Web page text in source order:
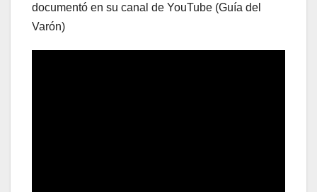
documentó en su canal de YouTube (Guía del
Varón)